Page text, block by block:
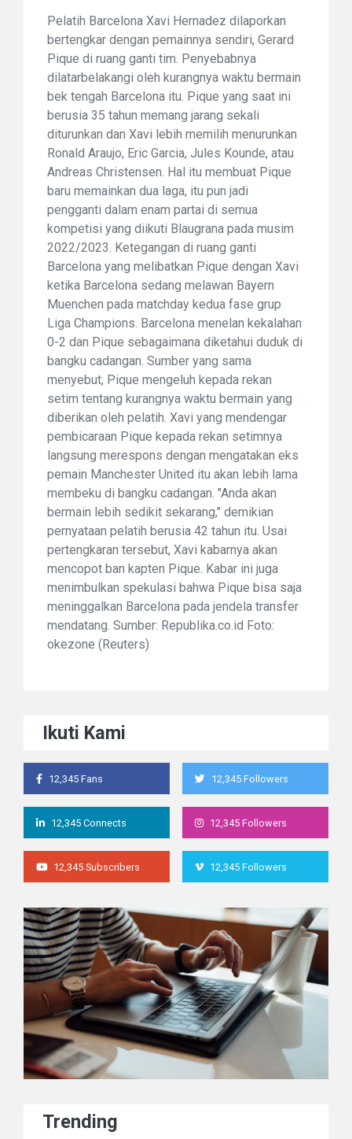
Pelatih Barcelona Xavi Hernadez dilaporkan
bertengkar dengan pemainnya sendiri, Gerard
Pique di ruang ganti tim. Penyebabnya
dilatarbelakangi oleh kurangnya waktu bermain
bek tengah Barcelona itu. Pique yang saat ini
berusia 35 tahun memang jarang sekali
diturunkan dan Xavi lebih memilih menurunkan
Ronald Araujo, Eric Garcia, Jules Kounde, atau
Andreas Christensen. Hal itu membuat Pique
baru memainkan dua laga, itu pun jadi
pengganti dalam enam partai di semua
kompetisi yang diikuti Blaugrana pada musim
2022/2023. Ketegangan di ruang ganti
Barcelona yang melibatkan Pique dengan Xavi
ketika Barcelona sedang melawan Bayern
Muenchen pada matchday kedua fase grup
Liga Champions. Barcelona menelan kekalahan
0-2 dan Pique sebagaimana diketahui duduk di
bangku cadangan. Sumber yang sama
menyebut, Pique mengeluh kepada rekan
setim tentang kurangnya waktu bermain yang
diberikan oleh pelatih. Xavi yang mendengar
pembicaraan Pique kepada rekan setimnya
langsung merespons dengan mengatakan eks
pemain Manchester United itu akan lebih lama
membeku di bangku cadangan. "Anda akan
bermain lebih sedikit sekarang," demikian
pernyataan pelatih berusia 42 tahun itu. Usai
pertengkaran tersebut, Xavi kabarnya akan
mencopot ban kapten Pique. Kabar ini juga
menimbulkan spekulasi bahwa Pique bisa saja
meninggalkan Barcelona pada jendela transfer
mendatang. Sumber: Republika.co.id Foto:
okezone (Reuters)
Ikuti Kami
12,345 Fans 12,345 Followers
12,345 Connects 12,345 Followers
12,345 Subscribers 12,345 Followers
Trending